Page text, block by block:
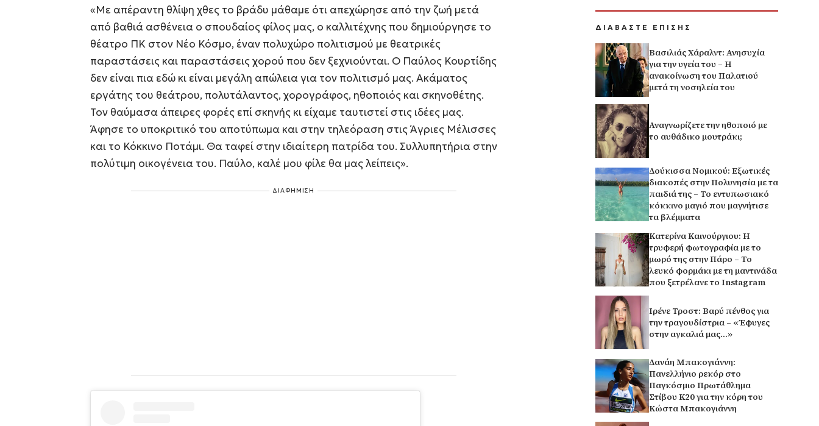
«Με απέραντη θλίψη χθες το βράδυ μάθαμε ότι απεχώρησε από την ζωή μετά
από βαθιά ασθένεια ο σπουδαίος φίλος μας, ο καλλιτέχνης που δημιούργησε το
θέατρο ΠΚ στον Νέο Κόσμο, έναν πολυχώρο πολιτισμού με θεατρικές
παραστάσεις και παραστάσεις χορού που δεν ξεχνιούνται. Ο Παύλος Κουρτίδης
δεν είναι πια εδώ κι είναι μεγάλη απώλεια για τον πολιτισμό μας. Ακάματος
εργάτης του θεάτρου, πολυτάλαντος, χορογράφος, ηθοποιός και σκηνοθέτης.
Τον θαύμασα άπειρες φορές επί σκηνής κι είχαμε ταυτιστεί στις ιδέες μας.
Άφησε το υποκριτικό του αποτύπωμα και στην τηλεόραση στις Άγριες Μέλισσες
και το Κόκκινο Ποτάμι. Θα ταφεί στην ιδιαίτερη πατρίδα του. Συλλυπητήρια στην
πολύτιμη οικογένεια του. Παύλο, καλέ μου φίλε θα μας λείπεις».
ΔΙΑΦΗΜΙΣΗ
ΔΙΑΒΑΣΤΕ ΕΠΙΣΗΣ
Βασιλιάς Χάραλντ: Ανησυχία
για την υγεία του – Η
ανακοίνωση του Παλατιού
μετά τη νοσηλεία του
Αναγνωρίζετε την ηθοποιό με
το αυθάδικο μουτράκι;
Δούκισσα Νομικού: Εξωτικές
διακοπές στην Πολυνησία με τα
παιδιά της – Το εντυπωσιακό
κόκκινο μαγιό που μαγνήτισε
τα βλέμματα
Κατερίνα Καινούργιου: Η
τρυφερή φωτογραφία με το
μωρό της στην Πάρο – Το
λευκό φορμάκι με τη μαντινάδα
που ξετρέλανε το Instagram
Ιρένε Τροστ: Βαρύ πένθος για
την τραγουδίστρια – «Έφυγες
στην αγκαλιά μας…»
Δανάη Μπακογιάννη:
Πανελλήνιο ρεκόρ στο
Παγκόσμιο Πρωτάθλημα
Στίβου Κ20 για την κόρη του
Κώστα Μπακογιάννη